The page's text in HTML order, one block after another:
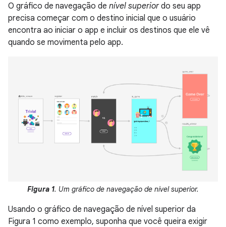
O gráfico de navegação de nível superiordo seu app
precisa começar com o destino inicial que o usuário
encontra ao iniciar o app e incluir os destinos que ele vê
quando se movimenta pelo app.
Figura 1. Um gráfico de navegação de nível superior.
Usando o gráfico de navegação de nível superior da
Figura 1 como exemplo, suponha que você queira exigir